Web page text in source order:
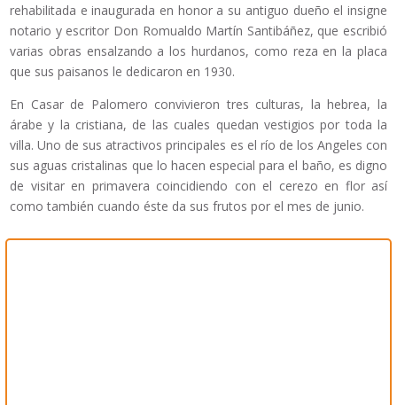
rehabilitada e inaugurada en honor a su antiguo dueño el insigne
notario y escritor Don Romualdo Martín Santibáñez, que escribió
varias obras ensalzando a los hurdanos, como reza en la placa
que sus paisanos le dedicaron en 1930.
En Casar de Palomero convivieron tres culturas, la hebrea, la
árabe y la cristiana, de las cuales quedan vestigios por toda la
villa. Uno de sus atractivos principales es el río de los Angeles con
sus aguas cristalinas que lo hacen especial para el baño, es digno
de visitar en primavera coincidiendo con el cerezo en flor así
como también cuando éste da sus frutos por el mes de junio.